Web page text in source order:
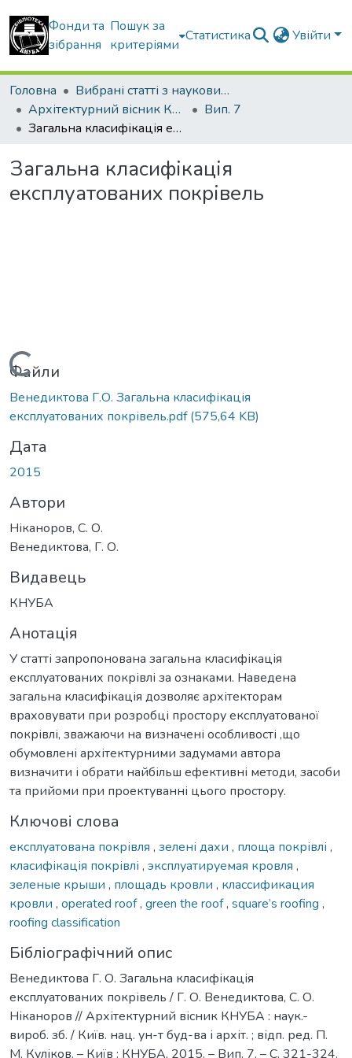
Фонди та
зібрання
Пошук за
критеріями
Статистика Увійти
Головна
Вибрані статті з наукових збірників КНУБА
Архітектурний вісник КНУБА
Вип. 7
Загальна класифікація експлуатованих покрівель
Загальна класифікація
експлуатованих покрівель
Вантажиться...
Файли
Венедиктова Г.О. Загальна класифікація
експлуатованих покрівель.pdf(575,64 KB)
Дата
2015
Автори
Ніканоров, С. О.
Венедиктова, Г. О.
Видавець
КНУБА
Анотація
У статті запропонована загальна класифікація
експлуатованих покрівлі за ознаками. Наведена
загальна класифікація дозволяє архітекторам
враховувати при розробці простору експлуатованої
покрівлі, зважаючи на визначені особливості ,що
обумовлені архітектурними задумами автора
визначити і обрати найбільш ефективні методи, засоби
та прийоми при проектуванні цього простору.
Ключові слова
експлуатована покрівля , зелені дахи , площа покрівлі ,
класифікація покрівлі , эксплуатируемая кровля ,
зеленые крыши , площадь кровли , классификация
кровли , operated roof, green the roof, square’s roofing ,
roofing classification
Бібліографічний опис
Венедиктова Г. О. Загальна класифікація
експлуатованих покрівель / Г. О. Венедиктова, С. О.
Ніканоров // Архітектурний вісник КНУБА : наук.-
вироб. зб. / Київ. нац. ун-т буд-ва і архіт. ; відп. ред. П.
М. Куліков. – Київ : КНУБА, 2015. – Вип. 7. – С. 321-324.